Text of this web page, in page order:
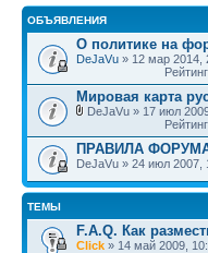
ОБЪЯВЛЕНИЯ
О политике на
DeJaVu » 12 мар 2014,
Мировая карта
DeJaVu » 17 июл
ПРАВИЛА ФОРУМА
DeJaVu » 24 июл 2007,
ТЕМЫ
F.A.Q. Как
Click » 14 май 2009,